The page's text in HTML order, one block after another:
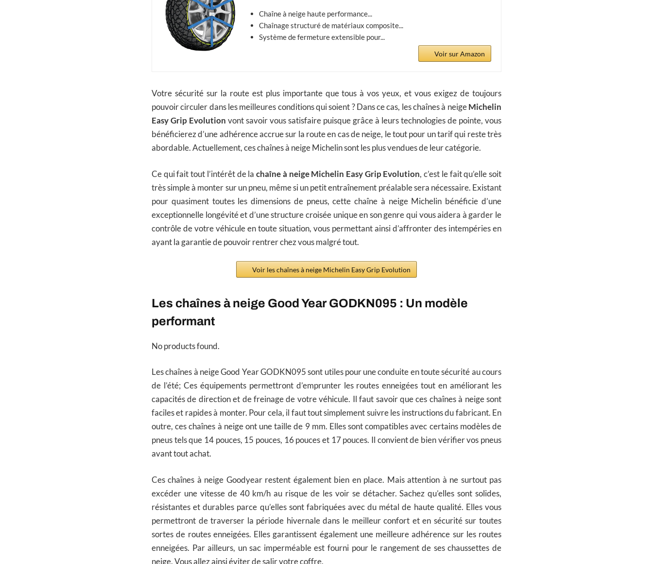
Chaîne à neige haute performance...
Chaînage structuré de matériaux composite...
Système de fermeture extensible pour...
Voir sur Amazon
Votre sécurité sur la route est plus importante que tous à vos yeux, et vous exigez de toujours
pouvoir circuler dans les meilleures conditions qui soient ? Dans ce cas, les chaînes à neige Michelin
Easy Grip Evolution vont savoir vous satisfaire puisque grâce à leurs technologies de pointe, vous
bénéficierez d’une adhérence accrue sur la route en cas de neige, le tout pour un tarif qui reste très
abordable. Actuellement, ces chaînes à neige Michelin sont les plus vendues de leur catégorie.
Ce qui fait tout l’intérêt de lachaîne à neige Michelin Easy Grip Evolution, c’est le fait qu’elle soit
très simple à monter sur un pneu, même si un petit entraînement préalable sera nécessaire. Existant
pour quasiment toutes les dimensions de pneus, cette chaîne à neige Michelin bénéficie d’une
exceptionnelle longévité et d’une structure croisée unique en son genre qui vous aidera à garder le
contrôle de votre véhicule en toute situation, vous permettant ainsi d’affronter des intempéries en
ayant la garantie de pouvoir rentrer chez vous malgré tout.
Voir les chaînes à neige Michelin Easy Grip Evolution
Les chaînes à neige Good Year GODKN095 : Un modèle
performant
No products found.
Les chaînes à neige Good Year GODKN095 sont utiles pour une conduite en toute sécurité au cours
de l’été; Ces équipements permettront d’emprunter les routes enneigées tout en améliorant les
capacités de direction et de freinage de votre véhicule. Il faut savoir que ces chaînes à neige sont
faciles et rapides à monter. Pour cela, il faut tout simplement suivre les instructions du fabricant. En
outre, ces chaînes à neige ont une taille de 9 mm. Elles sont compatibles avec certains modèles de
pneus tels que 14 pouces, 15 pouces, 16 pouces et 17 pouces. Il convient de bien vérifier vos pneus
avant tout achat.
Ces chaînes à neige Goodyear restent également bien en place. Mais attention à ne surtout pas
excéder une vitesse de 40 km/h au risque de les voir se détacher. Sachez qu’elles sont solides,
résistantes et durables parce qu’elles sont fabriquées avec du métal de haute qualité. Elles vous
permettront de traverser la période hivernale dans le meilleur confort et en sécurité sur toutes
sortes de routes enneigées. Elles garantissent également une meilleure adhérence sur les routes
enneigées. Par ailleurs, un sac imperméable est fourni pour le rangement de ses chaussettes de
neige. Vous allez ainsi éviter de salir votre coffre.